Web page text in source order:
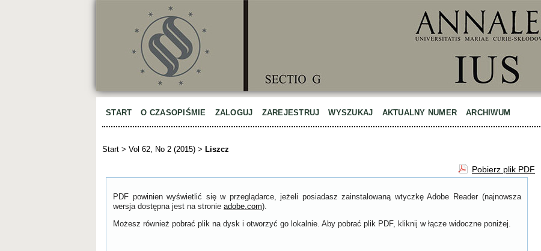
START O CZASOPIŚMIE ZALOGUJ ZAREJESTRUJ WYSZUKAJ AKTUALNY NUMER ARCHIWUM
Start > Vol 62, No 2 (2015) > Liszcz
Pobierz plik PDF
PDF powinien wyświetlić się w przeglądarce, jeżeli posiadasz zainstalowaną wtyczkę Adobe Reader (najnowsza
wersja dostępna jest na stronie adobe.com).
Możesz również pobrać plik na dysk i otworzyć go lokalnie. Aby pobrać plik PDF, kliknij w łącze widoczne poniżej.